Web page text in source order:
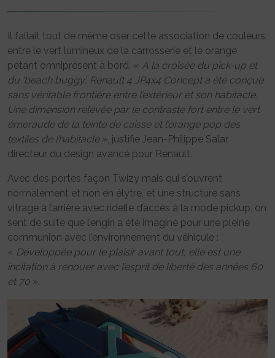
Il fallait tout de même oser cette association de couleurs,
entre le vert lumineux de la carrosserie et le orange
pétant omniprésent à bord. « A la croisée du pick-up et
du ‘beach buggy’, Renault 4 JP4x4 Concept a été conçue
sans véritable frontière entre l’extérieur et son habitacle.
Une dimension relevée par le contraste fort entre le vert
émeraude de la teinte de caisse et l’orange pop des
textiles de l’habitacle», justifie Jean-Philippe Salar,
directeur du design avancé pour Renault.
Avec des portes façon Twizy mais qui s’ouvrent
normalement et non en élytre, et une structure sans
vitrage à l’arrière avec ridelle d’accès à la mode pickup, on
sent de suite que l’engin a été imaginé pour une pleine
communion avec l’environnement du véhicule :
« Développée pour le plaisir avant tout, elle est une
incitation à renouer avec l’esprit de liberté des années 60
et 70 ».